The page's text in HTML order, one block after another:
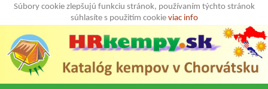
Súbory cookie zlepšujú funkciu stránok, používaním týchto stránok
súhlasíte s použitím cookie viac info